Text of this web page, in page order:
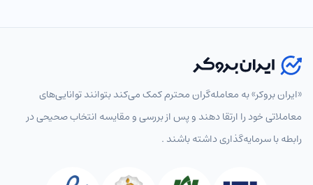
انتخاب نماد
پرطرفدار همه جفت‌ارزهای اصلی
«ایران بروکر» به معامله‌گران محترم کمک می‌کند بتوانند توانایی‌های
معاملاتی خود را ارتقا دهند و پس از بررسی و مقایسه انتخاب‌ صحیحی در
رابطه با سرمایه‌گذاری داشته باشند .